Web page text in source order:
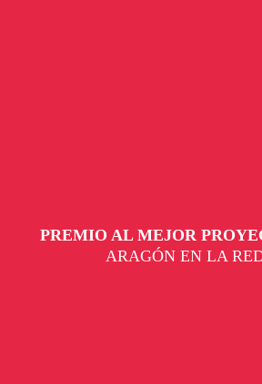
PREMIO AL MEJOR
ARAGÓN EN LA